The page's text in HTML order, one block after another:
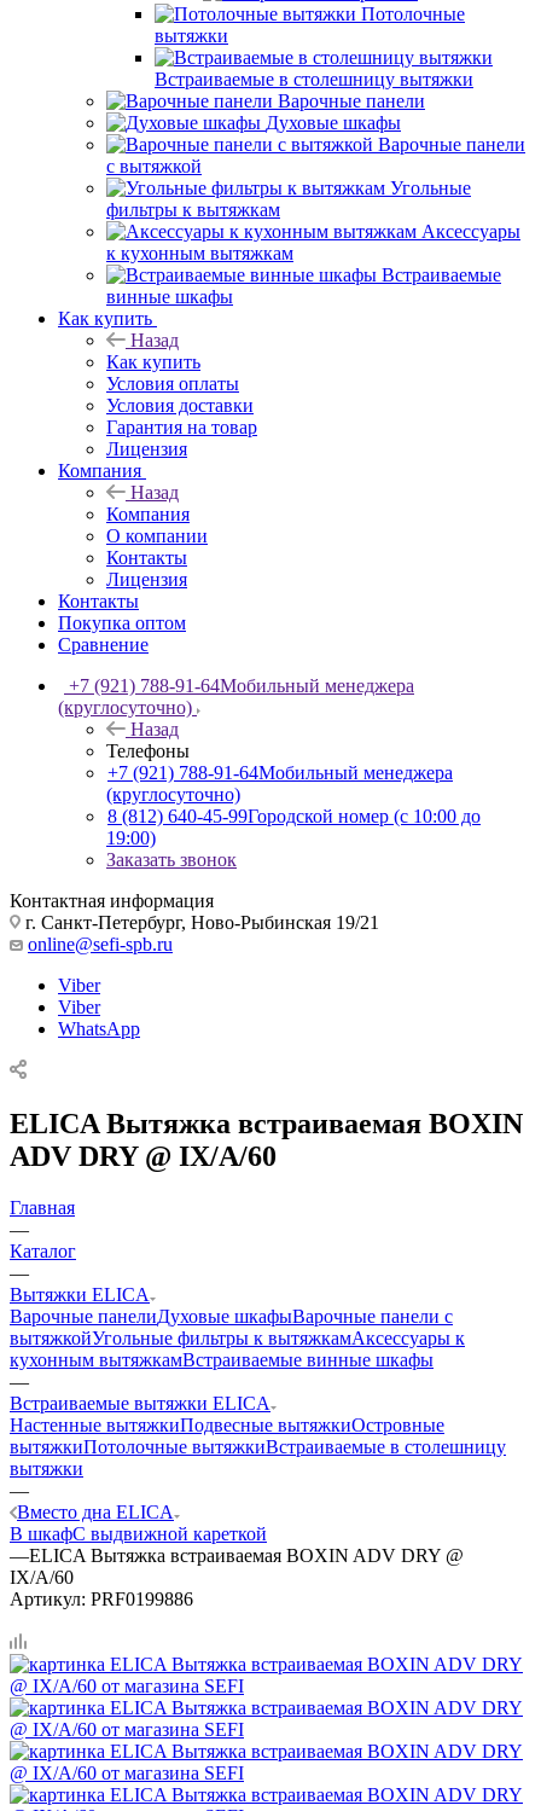
Потолочные
вытяжки
Встраиваемые в столешницу вытяжки
Варочные панели
Духовые шкафы
Варочные панели
с вытяжкой
Угольные
фильтры к вытяжкам
Аксессуары
к кухонным вытяжкам
Встраиваемые
винные шкафы
Как купить
Назад
Как купить
Условия оплаты
Условия доставки
Гарантия на товар
Лицензия
Компания
Назад
Компания
О компании
Контакты
Лицензия
Контакты
Покупка оптом
Сравнение
+7 (921) 788-91-64Мобильный менеджера
(круглосуточно)
Назад
Телефоны
+7 (921) 788-91-64Мобильный менеджера
(круглосуточно)
8 (812) 640-45-99Городской номер (с 10:00 до
19:00)
Заказать звонок
Контактная информация
г. Санкт-Петербург, Ново-Рыбинская 19/21
online@sefi-spb.ru
Viber
Viber
WhatsApp
ELICA Вытяжка встраиваемая BOXIN
ADV DRY @ IX/A/60
Главная
—
Каталог
—
Вытяжки ELICA
Варочные панелиДуховые шкафыВарочные панели с
вытяжкойУгольные фильтры к вытяжкамАксессуары к
кухонным вытяжкамВстраиваемые винные шкафы
—
Встраиваемые вытяжки ELICA
Настенные вытяжкиПодвесные вытяжкиОстровные
вытяжкиПотолочные вытяжкиВстраиваемые в столешницу
вытяжки
—
Вместо дна ELICA
В шкафС выдвижной кареткой
—ELICA Вытяжка встраиваемая BOXIN ADV DRY @
IX/A/60
Артикул: PRF0199886